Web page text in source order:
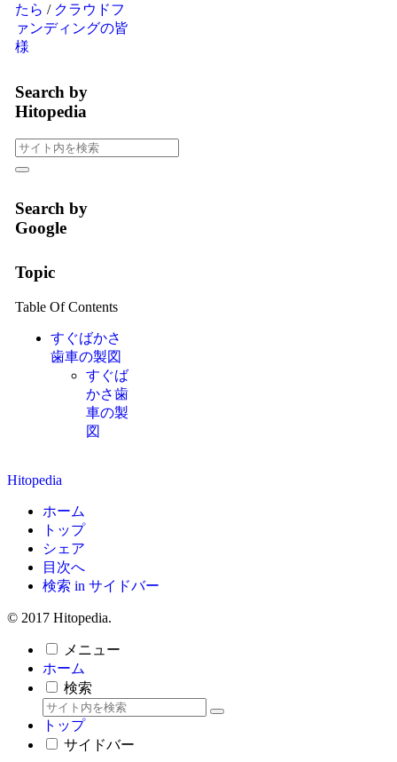
たら / クラウドフ
ァンディングの皆
様
Search by
Hitopedia
Search by
Google
Topic
Table Of Contents
すぐばかさ
歯車の製図
すぐば
かさ歯
車の製
図
Hitopedia
ホーム
トップ
シェア
目次へ
検索 in サイドバー
© 2017 Hitopedia.
メニュー
ホーム
検索
トップ
サイドバー